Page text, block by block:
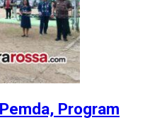
Program